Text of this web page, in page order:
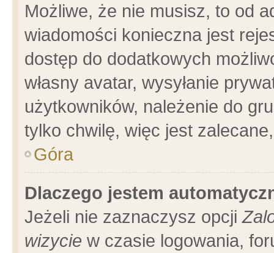
Możliwe, że nie musisz, to od
wiadomości konieczna jest
dostęp do dodatkowych
własny avatar, wysyłanie
użytkowników, należenie do
tylko chwilę, więc jest
Góra
Dlaczego jestem
Jeżeli nie zaznaczysz opcji
wizycie w czasie logowania,